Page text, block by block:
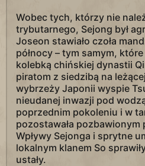
Wobec tych, którzy nie
trybutarnego, Sejong był
Joseon stawiało czoła
północy – tym samym,
kolebką chińskiej dynastii
piratom z siedzibą na
wybrzeży Japonii wyspie
nieudanej inwazji pod
poprzednim pokoleniu i w
pozostawała pozbawionym
Wpływy Sejonga i sprytne
lokalnym klanem So
ustały.